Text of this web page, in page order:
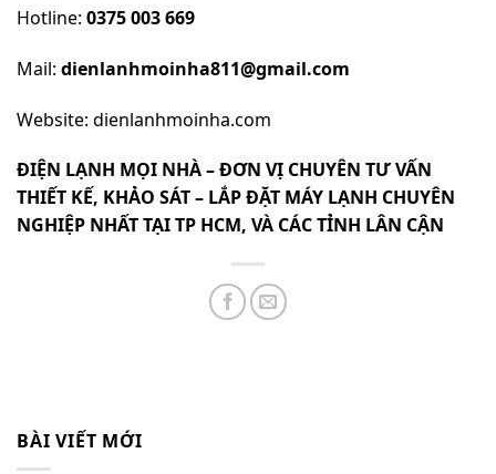
Hotline: 0375 003 669
Mail: dienlanhmoinha811@gmail.com
Website: dienlanhmoinha.com
ĐIỆN LẠNH MỌI NHÀ– ĐƠN VỊ CHUYÊN TƯ VẤN
THIẾT KẾ, KHẢO SÁT – LẮP ĐẶT MÁY LẠNH CHUYÊN
NGHIỆP NHẤT TẠI TP HCM, VÀ CÁC TỈNH LÂN CẬN
BÀI VIẾT MỚI